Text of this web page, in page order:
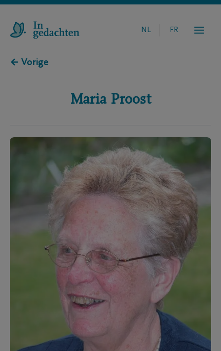
NL FR
← Vorige
Maria Proost